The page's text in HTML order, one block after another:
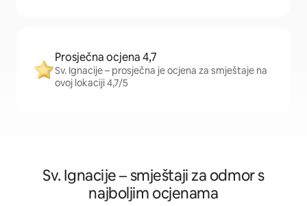
Prosječna ocjena 4,7
Sv. Ignacije – prosječna je ocjena za smještaje na
ovoj lokaciji 4,7/5
Sv. Ignacije – smještaji za odmor s
najboljim ocjenama